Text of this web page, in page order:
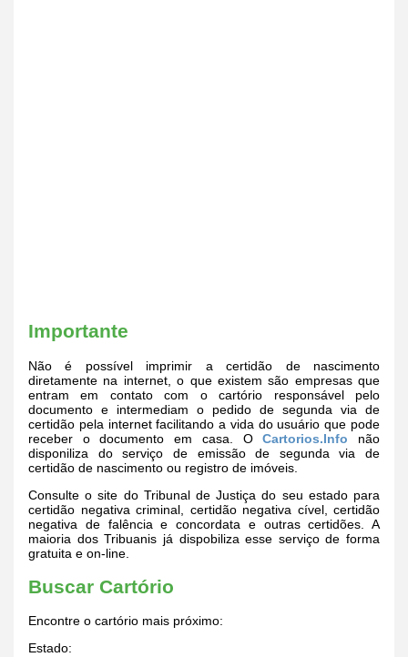
Importante
Não é possível imprimir a certidão de nascimento
diretamente na internet, o que existem são empresas que
entram em contato com o cartório responsável pelo
documento e intermediam o pedido de segunda via de
certidão pela internet facilitando a vida do usuário que pode
receber o documento em casa. OCartorios.Info não
disponiliza do serviço de emissão de segunda via de
certidão de nascimento ou registro de imóveis.
Consulte o site do Tribunal de Justiça do seu estado para
certidão negativa criminal, certidão negativa cível, certidão
negativa de falência e concordata e outras certidões. A
maioria dos Tribuanis já dispobiliza esse serviço de forma
gratuita e on-line.
Buscar Cartório
Encontre o cartório mais próximo:
Estado: